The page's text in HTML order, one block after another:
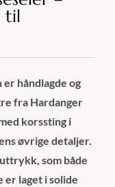
til
håndlagde og
fra Hardanger
korssting i
øvrige detaljer.
som både
laget i solide